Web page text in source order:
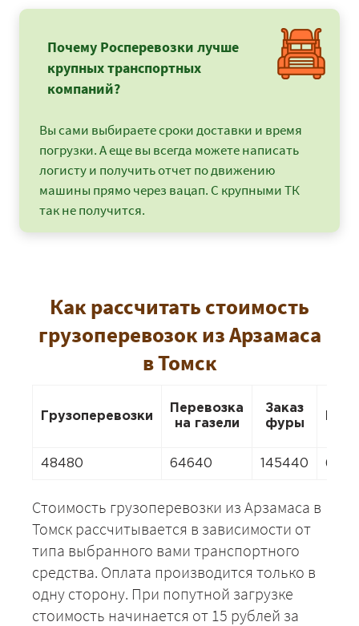
Почему Росперевозки лучше
крупных транспортных
компаний?
Вы сами выбираете сроки доставки и время
погрузки. А еще вы всегда можете написать
логисту и получить отчет по движению
машины прямо через вацап. С крупными ТК
так не получится.
Как рассчитать стоимость
грузоперевозок из Арзамаса
в Томск
Грузоперевозки
Перевозка
на газели
Заказ
фуры
48480 64640 145440
Стоимость грузоперевозки из Арзамаса в
Томск рассчитывается в зависимости от
типа выбранного вами транспортного
средства. Оплата производится только в
одну сторону. При попутной загрузке
стоимость начинается от 15 рублей за